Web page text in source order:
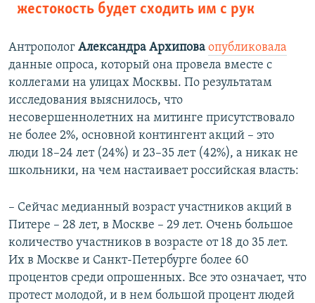
жестокость будет сходить им с рук
Антрополог Александра Архипова опубликовала
данные опроса, который она провела вместе с
коллегами на улицах Москвы. По результатам
исследования выяснилось, что
несовершеннолетних на митинге присутствовало
не более 2%, основной контингент акций – это
люди 18–24 лет (24%) и 23–35 лет (42%), а никак не
школьники, на чем настаивает российская власть:
– Сейчас медианный возраст участников акций в
Питере – 28 лет, в Москве – 29 лет. Очень большое
количество участников в возрасте от 18 до 35 лет.
Их в Москве и Санкт-Петербурге более 60
процентов среди опрошенных. Все это означает, что
протест молодой, и в нем большой процент людей